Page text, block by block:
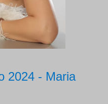
2024 - Maria